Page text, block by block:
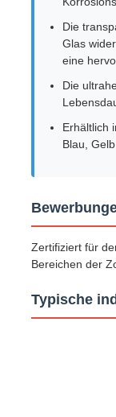
Die
Glas
eine
Die
Erhältlich
Blau,
Zertifiziert für
Bereichen der
Typische